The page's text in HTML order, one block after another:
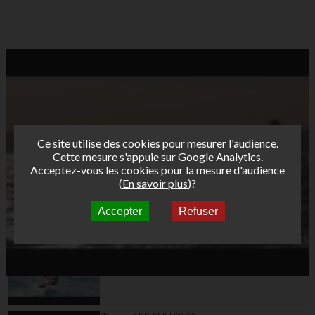
Teaser AFF Leucate
Ce site utilise des cookies pour mesurer l'audience.
Cette mesure s'appuie sur Google Analytics.
Acceptez-vous les cookies pour la mesure d'audience
(En savoir plus)?
Accepter Refuser